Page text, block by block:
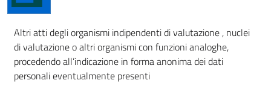
Altri atti degli organismi indipendenti di valutazione , nuclei
di valutazione o altri organismi con funzioni analoghe,
procedendo all’indicazione in forma anonima dei dati
personali eventualmente presenti